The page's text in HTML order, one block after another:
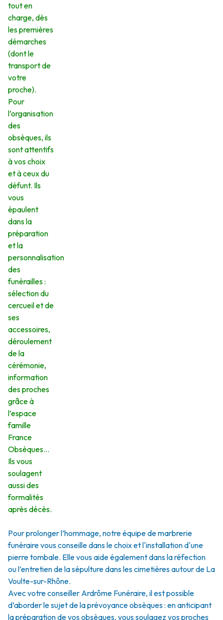
tout en
charge, dès
les premières
démarches
(dont le
transport de
votre
proche).
Pour
l’organisation
des
obsèques, ils
sont attentifs
à vos choix
et à ceux du
défunt. Ils
vous
épaulent
dans la
préparation
et la
personnalisation
des
funérailles :
sélection du
cercueil et de
ses
accessoires,
déroulement
de la
cérémonie,
information
des proches
grâce à
l’espace
famille
France
Obsèques…
Ils vous
soulagent
aussi des
formalités
après décès.
Pour prolonger l’hommage, notre équipe de marbrerie
funéraire vous conseille dans le choix et l'installation d'une
pierre tombale. Elle vous aide également dans la réfection
ou l’entretien de la sépulture dans les cimetières autour de La
Voulte-sur-Rhône.
Avec votre conseiller Ardrôme Funéraire, il est possible
d’aborder le sujet de la prévoyance obsèques : en anticipant
la préparation de vos obsèques, vous soulagez vos proches